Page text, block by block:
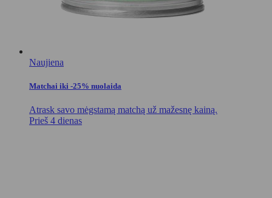
Naujiena
Matchai iki -25% nuolaida
Atrask savo mėgstamą matchą už mažesnę kainą.
Prieš 4 dienas